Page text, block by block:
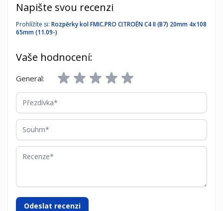
Napište svou recenzi
Prohlížíte si: Rozpěrky kol FMIC.PRO CITROËN C4 II (B7) 20mm 4x108
65mm (11.09-)
Vaše hodnocení:
General:
Přezdívka
Souhrn
Recenze
Odeslat recenzi